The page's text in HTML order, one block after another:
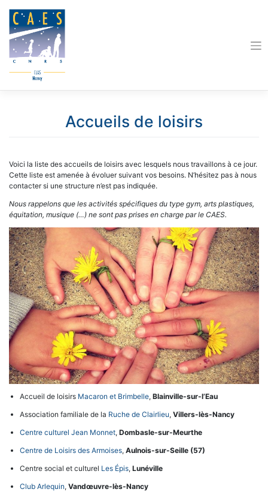
content
Accueils de loisirs
Voici la liste des accueils de loisirs avec lesquels nous travaillons à ce jour.
Cette liste est amenée à évoluer suivant vos besoins. N’hésitez pas à nous
contacter si une structure n’est pas indiquée.
Nous rappelons que les activités spécifiques du type gym, arts plastiques,
équitation, musique (…) ne sont pas prises en charge par le CAES.
Accueil de loisirs Macaron et Brimbelle, Blainville-sur-l’Eau
Association familiale de la Ruche de Clairlieu, Villers-lès-Nancy
Centre culturel Jean Monnet, Dombasle-sur-Meurthe
Centre de Loisirs des Armoises, Aulnois-sur-Seille (57)
Centre social et culturel Les Épis, Lunéville
Club Arlequin, Vandœuvre-lès-Nancy